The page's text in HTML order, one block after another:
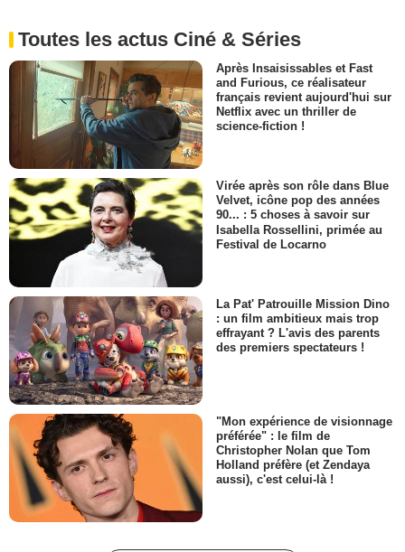
Toutes les actus Ciné & Séries
Après Insaisissables et Fast
and Furious, ce réalisateur
français revient aujourd'hui sur
Netflix avec un thriller de
science-fiction !
Virée après son rôle dans Blue
Velvet, icône pop des années
90... : 5 choses à savoir sur
Isabella Rossellini, primée au
Festival de Locarno
La Pat' Patrouille Mission Dino
: un film ambitieux mais trop
effrayant ? L'avis des parents
des premiers spectateurs !
"Mon expérience de visionnage
préférée" : le film de
Christopher Nolan que Tom
Holland préfère (et Zendaya
aussi), c'est celui-là !